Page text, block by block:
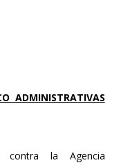
ADMINISTRATIVAS
contra la Agencia